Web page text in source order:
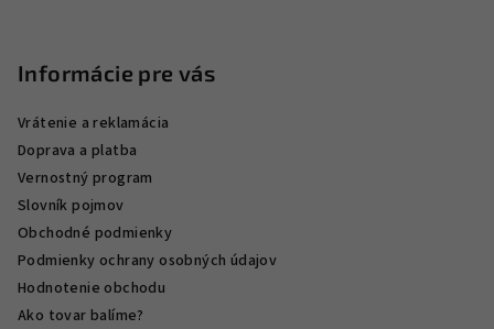
Informácie pre vás
Vrátenie a reklamácia
Doprava a platba
Vernostný program
Slovník pojmov
Obchodné podmienky
Podmienky ochrany osobných údajov
Hodnotenie obchodu
Ako tovar balíme?